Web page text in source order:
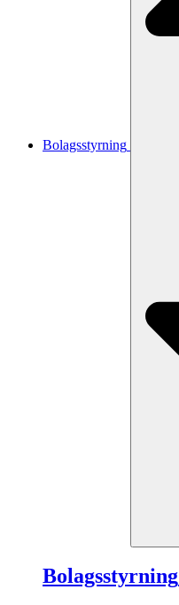
Bolagsstyrning
Bolagsstyrning